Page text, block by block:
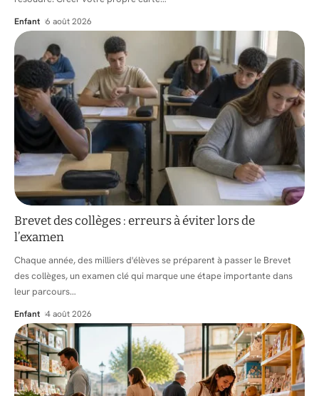
Enfant 6 août 2026
Brevet des collèges : erreurs à éviter lors de
l’examen
Chaque année, des milliers d'élèves se préparent à passer le Brevet
des collèges, un examen clé qui marque une étape importante dans
leur parcours…
Enfant 4 août 2026